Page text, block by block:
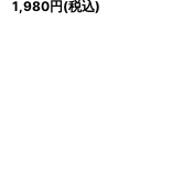
1,980円(税込)